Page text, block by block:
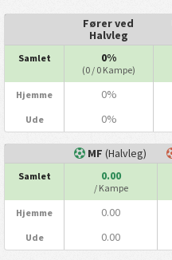
Fører ved
Halvleg
Samlet 0%
(0 / 0 Kampe)
Hjemme 0%
Ude 0%
MF (Halvleg)
Samlet 0.00
/ Kampe
Hjemme 0.00
Ude 0.00